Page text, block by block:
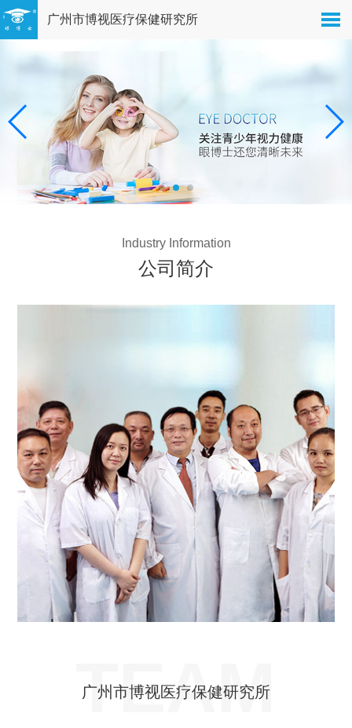
广州市博视医疗保健研究所
Industry Information
公司简介
TEAM
广州市博视医疗保健研究所